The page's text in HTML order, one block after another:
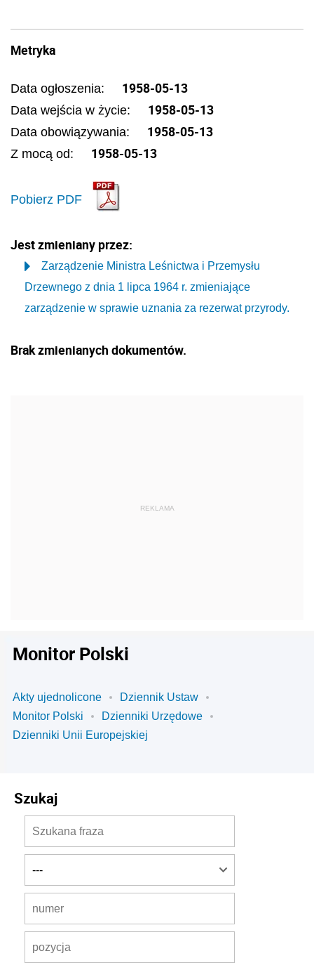
Metryka
Data ogłoszenia: 1958-05-13
Data wejścia w życie: 1958-05-13
Data obowiązywania: 1958-05-13
Z mocą od: 1958-05-13
Pobierz PDF
Jest zmieniany przez:
Zarządzenie Ministra Leśnictwa i Przemysłu
Drzewnego z dnia 1 lipca 1964 r. zmieniające
zarządzenie w sprawie uznania za rezerwat przyrody.
Brak zmienianych dokumentów.
Monitor Polski
Akty ujednolicone
Dziennik Ustaw
Monitor Polski
Dzienniki Urzędowe
Dzienniki Unii Europejskiej
Szukaj